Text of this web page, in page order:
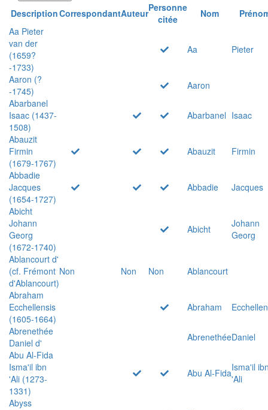
DescriptionCorrespondantAuteurPersonne
citée
Nom
Aa Pieter
van der
(1659?
-1733)
Aa Pieter
Aaron (?
-1745)
Aaron
Abarbanel
Isaac (1437-
1508)
Abarbanel Isaac
Abauzit
Firmin
(1679-1767)
Abauzit
Firmin
Abbadie
Jacques
(1654-1727)
Abbadie
Jacques
Abicht
Johann
Georg
(1672-1740)
Abicht
Johann
Georg
Ablancourt d'
(cf. Frémont
d'Ablancourt)
Non Non Non
Ablancourt
Abraham
Ecchellensis
(1605-1664)
Abraham
Abrenethée
Daniel d'
AbrenethéeDaniel
Abu Al-Fida
Isma'il ibn
'Ali (1273-
1331)
Abu Al-FidaIsma'il
'Ali
Abyss